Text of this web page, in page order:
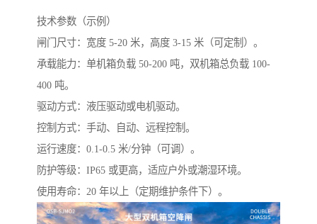
技术参数（示例）
闸门尺寸：宽度 5-20 米，高度 3-15 米（可定制）。
承载能力：单机箱负载 50-200 吨，双机箱总负载 100-
400 吨。
驱动方式：液压驱动或电机驱动。
控制方式：手动、自动、远程控制。
运行速度：0.1-0.5 米/分钟（可调）。
防护等级：IP65 或更高，适应户外或潮湿环境。
使用寿命：20 年以上（定期维护条件下）。